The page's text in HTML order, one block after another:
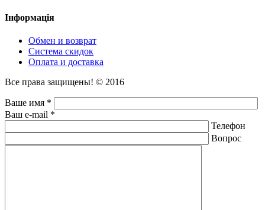
Інформація
Обмен и возврат
Система скидок
Оплата и доставка
Все права защищены! © 2016
Ваше имя *
Ваш e-mail *
Телефон
Вопрос